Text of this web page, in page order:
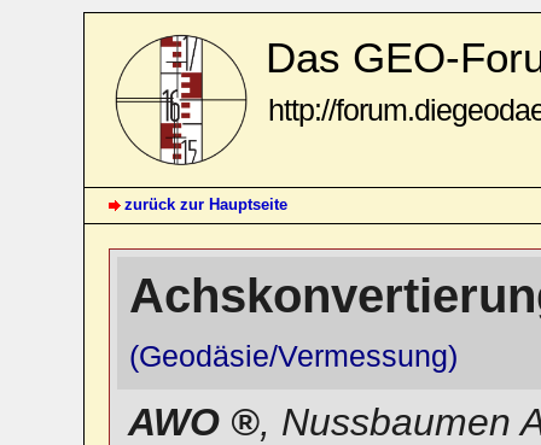
Das GEO-
http://
zurück zur Hauptseite
(Geodäsie/Vermessung)
AWO , Nussbaumen